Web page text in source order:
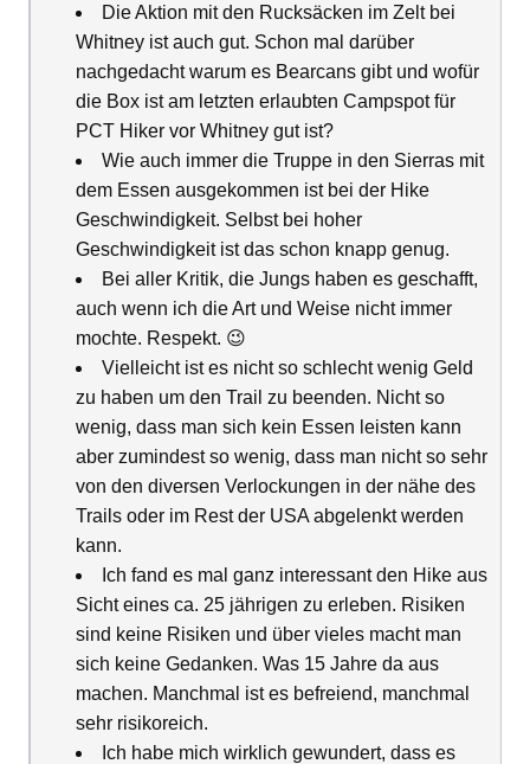
Die Aktion mit den Rucksäcken im Zelt bei
Whitney ist auch gut. Schon mal darüber
nachgedacht warum es Bearcans gibt und wofür
die Box ist am letzten erlaubten Campspot für
PCT Hiker vor Whitney gut ist?
Wie auch immer die Truppe in den Sierras mit
dem Essen ausgekommen ist bei der Hike
Geschwindigkeit. Selbst bei hoher
Geschwindigkeit ist das schon knapp genug.
Bei aller Kritik, die Jungs haben es geschafft,
auch wenn ich die Art und Weise nicht immer
mochte. Respekt. 😉
Vielleicht ist es nicht so schlecht wenig Geld
zu haben um den Trail zu beenden. Nicht so
wenig, dass man sich kein Essen leisten kann
aber zumindest so wenig, dass man nicht so sehr
von den diversen Verlockungen in der nähe des
Trails oder im Rest der USA abgelenkt werden
kann.
Ich fand es mal ganz interessant den Hike aus
Sicht eines ca. 25 jährigen zu erleben. Risiken
sind keine Risiken und über vieles macht man
sich keine Gedanken. Was 15 Jahre da aus
machen. Manchmal ist es befreiend, manchmal
sehr risikoreich.
Ich habe mich wirklich gewundert, dass es